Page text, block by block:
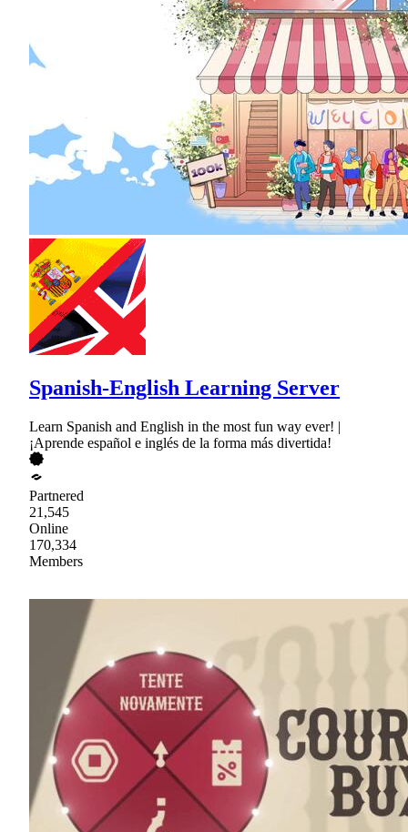
Spanish-English Learning Server
Learn Spanish and English in the most fun way ever! |
¡Aprende español e inglés de la forma más divertida!
Partnered
21,545
Online
170,334
Members